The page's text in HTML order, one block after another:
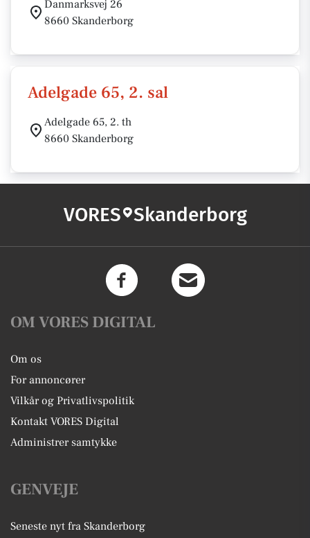
Danmarksvej 26
8660 Skanderborg
Adelgade 65, 2. sal
Adelgade 65, 2. th
8660 Skanderborg
VORES Skanderborg
OM VORES DIGITAL
Om os
For annoncører
Vilkår og Privatlivspolitik
Kontakt VORES Digital
Administrer samtykke
GENVEJE
Seneste nyt fra Skanderborg